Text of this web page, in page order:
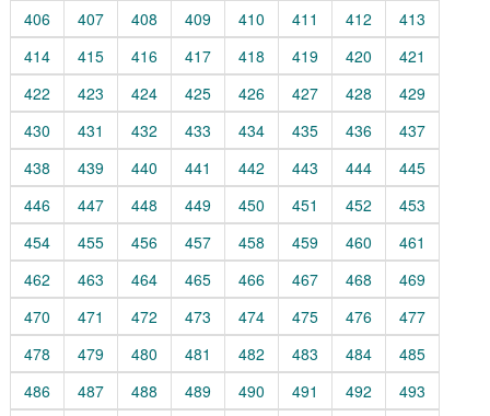
406 407 408 409 410 411 412
413
414
415 416 417 418 419 420
421
422
423 424 425 426 427 428
429
430
431 432 433 434 435 436
437
438
439 440 441 442 443 444
445
446
447 448 449 450 451 452
453
454
455 456 457 458 459 460
461
462
463 464 465 466 467 468
469
470
471 472 473 474 475 476
477
478
479 480 481 482 483 484
485
486
487 488 489 490 491 492
493